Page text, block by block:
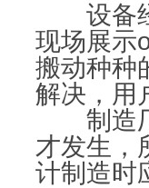
设备
现场展示
搬动种种
解决，用
制造厂
才发生，
计制造时